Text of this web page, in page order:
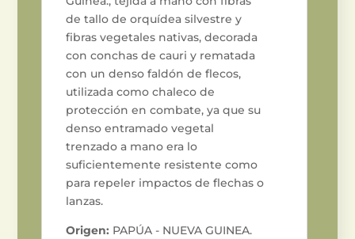
de tallo de orquídea silvestre y
fibras vegetales nativas, decorada
con conchas de cauri y rematada
con un denso faldón de flecos,
utilizada como chaleco de
protección en combate, ya que su
denso entramado vegetal
trenzado a mano era lo
suficientemente resistente como
para repeler impactos de flechas o
lanzas.
Origen: PAPÚA - NUEVA GUINEA.